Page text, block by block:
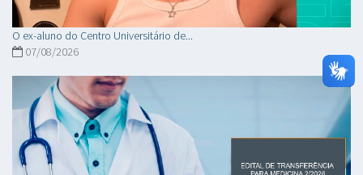
O ex-aluno do Centro Universitário de...
07/08/2026